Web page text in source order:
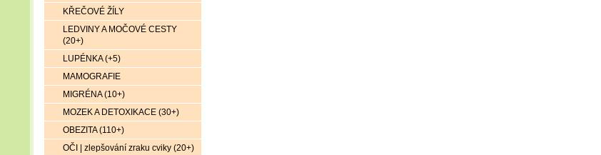
KŘEČOVÉ ŽÍLY
LEDVINY A MOČOVÉ CESTY
(20+)
LUPÉNKA (+5)
MAMOGRAFIE
MIGRÉNA (10+)
MOZEK A DETOXIKACE (30+)
OBEZITA (110+)
OČI | zlepšování zraku cviky (20+)